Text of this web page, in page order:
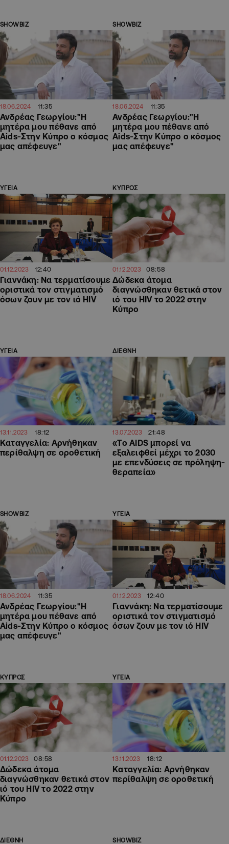
SHOWBIZ
18.06.2024 11:35
Ανδρέας Γεωργίου:"Η
μητέρα μου πέθανε από
Aids-Στην Κύπρο ο κόσμος
μας απέφευγε"
SHOWBIZ
18.06.2024 11:35
Ανδρέας Γεωργίου:"Η
μητέρα μου πέθανε από
Aids-Στην Κύπρο ο κόσμος
μας απέφευγε"
ΥΓΕΙΑ
01.12.2023 12:40
Γιαννάκη: Να τερματίσουμε
οριστικά τον στιγματισμό
όσων ζουν με τον ιό HIV
ΚΥΠΡΟΣ
01.12.2023 08:58
Δώδεκα άτομα
διαγνώσθηκαν θετικά στον
ιό του HIV το 2022 στην
Κύπρο
ΥΓΕΙΑ
13.11.2023 18:12
Καταγγελία: Αρνήθηκαν
περίθαλψη σε οροθετική
ΔΙΕΘΝΗ
13.07.2023 21:48
«Το AIDS μπορεί να
εξαλειφθεί μέχρι το 2030
με επενδύσεις σε πρόληψη-
θεραπεία»
SHOWBIZ
18.06.2024 11:35
Ανδρέας Γεωργίου:"Η
μητέρα μου πέθανε από
Aids-Στην Κύπρο ο κόσμος
μας απέφευγε"
ΥΓΕΙΑ
01.12.2023 12:40
Γιαννάκη: Να τερματίσουμε
οριστικά τον στιγματισμό
όσων ζουν με τον ιό HIV
ΚΥΠΡΟΣ
01.12.2023 08:58
Δώδεκα άτομα
διαγνώσθηκαν θετικά στον
ιό του HIV το 2022 στην
Κύπρο
ΥΓΕΙΑ
13.11.2023 18:12
Καταγγελία: Αρνήθηκαν
περίθαλψη σε οροθετική
ΔΙΕΘΝΗ SHOWBIZ